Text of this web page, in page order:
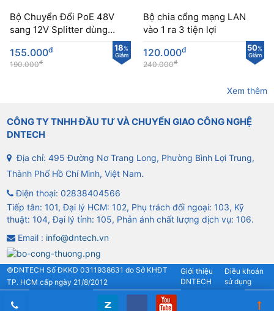
Bộ Chuyển Đổi PoE 48V
sang 12V Splitter dùng
cho camera không tích
hợp PoE
18%
Giảm
155.000đ
190.000đ
Bộ chia cổng mạng LAN
vào 1 ra 3 tiện lợi
50%
Giảm
120.000đ
240.000đ
Xem thêm
CÔNG TY TNHH ĐẦU TƯ VÀ CHUYỂN GIAO CÔNG NGHỆ
DNTECH
Địa chỉ: 495 Đường Nơ Trang Long, Phường Bình Lợi Trung,
Thành Phố Hồ Chí Minh, Việt Nam.
Điện thoại: 02838404566
Tiếp tân: 101, Đại lý HCM: 102, Phụ trách đối ngoại: 103, Kỹ
thuật: 104, Đại lý tỉnh: 105, Phản ánh chất lượng dịch vụ: 106.
Email : info@dntech.vn
©DNTECH Số ĐKKD 0311938631 do Sở KHĐT
TP. HCM cấp ngày 21/8/2012
Giới thiệu
DNTECH
Điều khoản
sử dụng